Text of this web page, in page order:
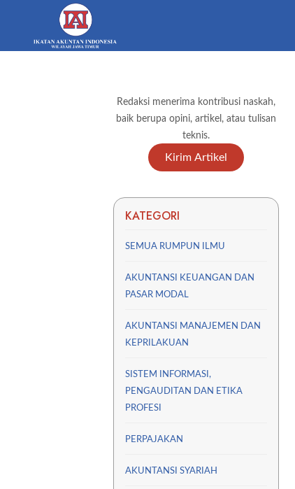
Redaksi menerima kontribusi naskah,
baik berupa opini, artikel, atau tulisan
teknis.
Kirim Artikel
KATEGORI
SEMUA RUMPUN ILMU
AKUNTANSI KEUANGAN DAN
PASAR MODAL
AKUNTANSI MANAJEMEN DAN
KEPRILAKUAN
SISTEM INFORMASI,
PENGAUDITAN DAN ETIKA
PROFESI
PERPAJAKAN
AKUNTANSI SYARIAH